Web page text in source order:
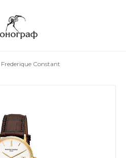
Frederique Constant